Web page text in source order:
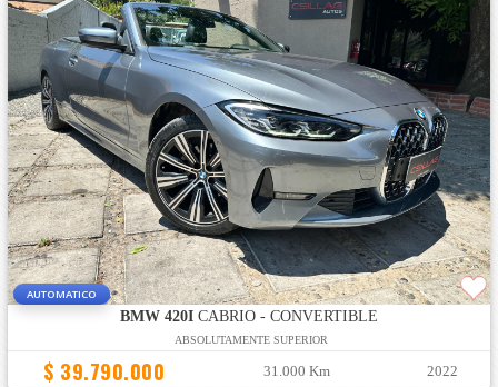
AUTOMATICO
BMW 420ICABRIO - CONVERTIBLE
ABSOLUTAMENTE SUPERIOR
$ 39.790.000 31.000 Km 2022